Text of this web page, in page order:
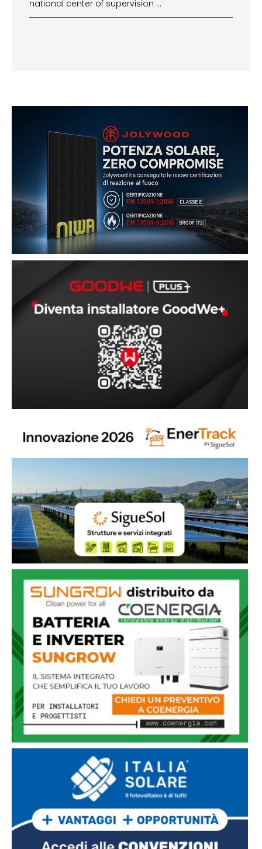
national center of supervision …